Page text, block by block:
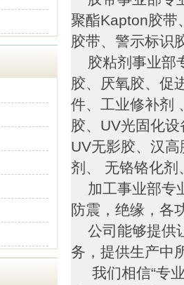
聚酯Kapton胶带
胶带、警示标识
胶粘剂事业部
胶、厌氧胶、促
件、工业修补剂
胶、UV光固化
UV无影胶、汉
剂、 无铬铬化剂
加工事业部专
防震，绝缘，各
公司能够提供
务，提供生产中
我们相信“专业